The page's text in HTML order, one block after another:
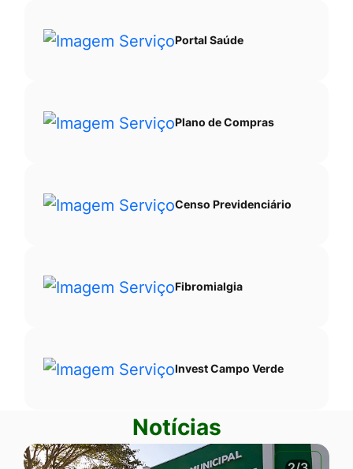
Portal Saúde
Plano de Compras
Censo Previdenciário
Fibromialgia
Invest Campo Verde
Notícias